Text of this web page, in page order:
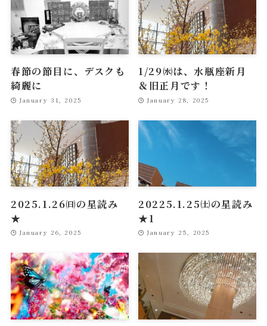
春節の節目に、デスクも
綺麗に
January 31, 2025
1/29㈬は、水瓶座新月
＆旧正月です！
January 28, 2025
2025.1.26㈰の星読み
★
January 26, 2025
20225.1.25㈯の星読み
★1
January 25, 2025